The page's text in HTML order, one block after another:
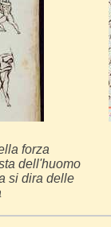
forza
dell'huomo
si dira delle